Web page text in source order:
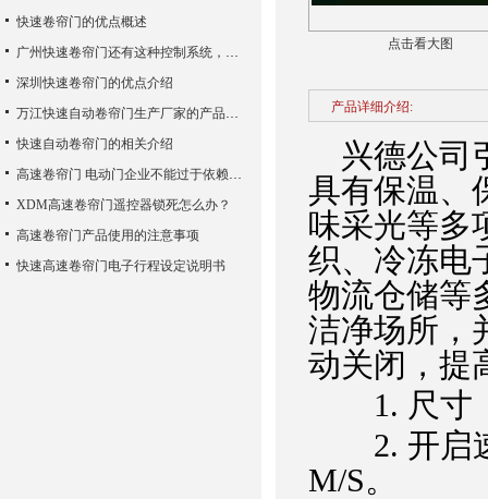
点击看大图
产品详细介绍:
兴德公司
具有保温、
味采光等多
织、冷冻电
物流仓储等
洁净场所，
动关闭，提
1. 尺寸 Z
2. 开启速
M/S。
快速卷帘门的优点概述
广州快速卷帘门还有这种控制系统，您知道吗？
深圳快速卷帘门的优点介绍
万江快速自动卷帘门生产厂家的产品使用性能
快速自动卷帘门的相关介绍
高速卷帘门 电动门企业不能过于依赖广告宣传
XDM高速卷帘门遥控器锁死怎么办？
高速卷帘门产品使用的注意事项
快速高速卷帘门电子行程设定说明书